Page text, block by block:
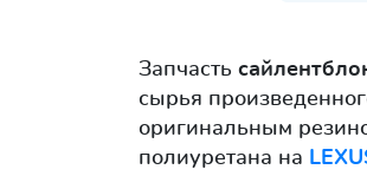
Запчасть
сырья
оригинальным
полиуретана на